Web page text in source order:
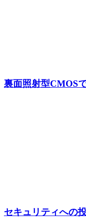
裏面照射型CMOS
セキュリティへの